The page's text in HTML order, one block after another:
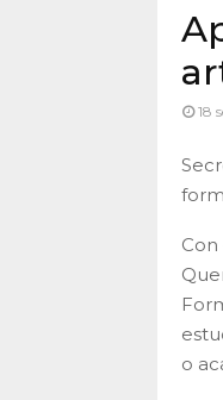
18
o